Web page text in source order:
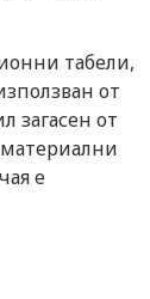
табели,
от
загасен от
е